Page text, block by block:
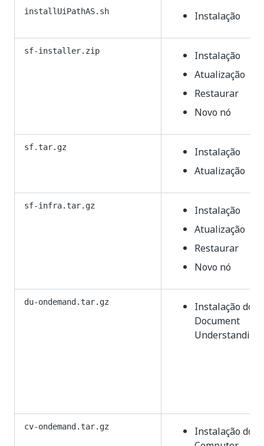
installUiPathAS.sh Instalação
sf-installer.zip
Instalação
Atualização
Restaurar
Novo nó
sf.tar.gz
Instalação
Atualização
sf-infra.tar.gz
Instalação
Atualização
Restaurar
Novo nó
du-ondemand.tar.gz
Instalação do
Document
Understanding
cv-ondemand.tar.gz
Instalação do